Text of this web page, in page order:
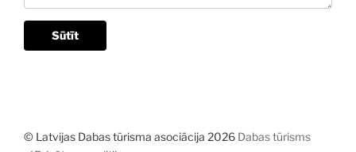
Sūtīt
© Latvijas Dabas tūrisma asociācija 2026 Dabas tūrisms